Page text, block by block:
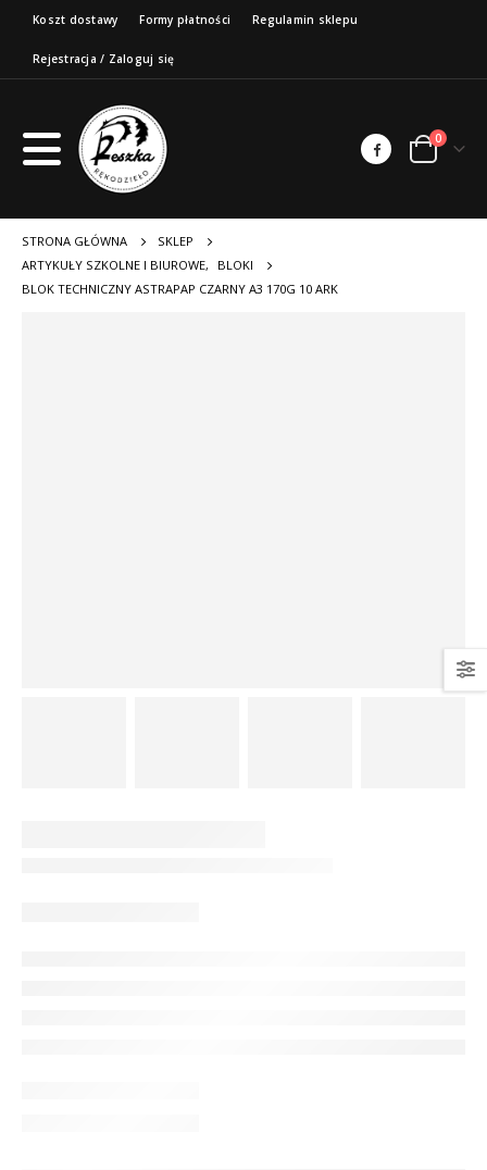
Koszt dostawy Formy płatności Regulamin sklepu
Rejestracja / Zaloguj się
0
STRONA GŁÓWNA
SKLEP
ARTYKUŁY SZKOLNE I BIUROWE,
BLOKI
BLOK TECHNICZNY ASTRAPAP CZARNY A3 170G 10 ARK